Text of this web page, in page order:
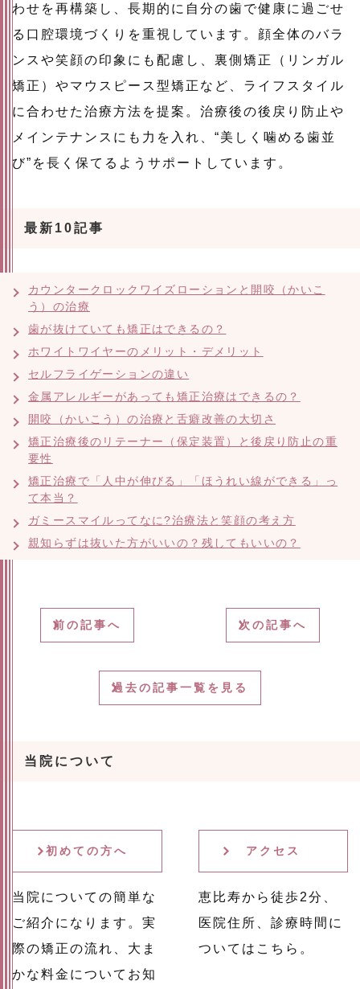
わせを再構築し、長期的に自分の歯で健康に過ごせ
る口腔環境づくりを重視しています。顔全体のバラ
ンスや笑顔の印象にも配慮し、裏側矯正（リンガル
矯正）やマウスピース型矯正など、ライフスタイル
に合わせた治療方法を提案。治療後の後戻り防止や
メインテナンスにも力を入れ、“美しく噛める歯並
び”を長く保てるようサポートしています。
最新10記事
カウンタークロックワイズローションと開咬（かいこ
う）の治療
歯が抜けていても矯正はできるの？
ホワイトワイヤーのメリット・デメリット
セルフライゲーションの違い
金属アレルギーがあっても矯正治療はできるの？
開咬（かいこう）の治療と舌癖改善の大切さ
矯正治療後のリテーナー（保定装置）と後戻り防止の重
要性
矯正治療で「人中が伸びる」「ほうれい線ができる」っ
て本当？
ガミースマイルってなに?治療法と笑顔の考え方
親知らずは抜いた方がいいの？残してもいいの？
前の記事へ 次の記事へ
過去の記事一覧を見る
当院について
初めての方へ
当院についての簡単な
ご紹介になります。実
際の矯正の流れ、大ま
かな料金についてお知
アクセス
恵比寿から徒歩2分、
医院住所、診療時間に
ついてはこちら。